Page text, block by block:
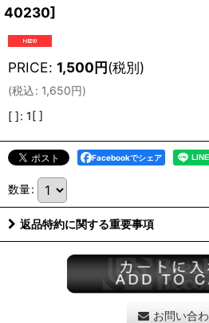
40230]
PRICE: 1,500円(税別)
(税込: 1,650円)
[ ]: 1[ ]
Facebookでシェア
数量:
返品特約に関する重要事項
お問い合